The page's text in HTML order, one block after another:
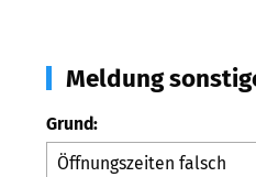
Meldung
Grund: